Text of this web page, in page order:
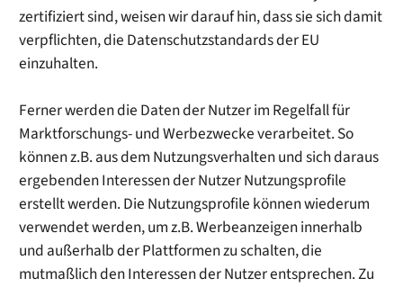
zertifiziert sind, weisen wir darauf hin, dass sie sich damit
verpflichten, die Datenschutzstandards der EU
einzuhalten.
Ferner werden die Daten der Nutzer im Regelfall für
Marktforschungs- und Werbezwecke verarbeitet. So
können z.B. aus dem Nutzungsverhalten und sich daraus
ergebenden Interessen der Nutzer Nutzungsprofile
erstellt werden. Die Nutzungsprofile können wiederum
verwendet werden, um z.B. Werbeanzeigen innerhalb
und außerhalb der Plattformen zu schalten, die
mutmaßlich den Interessen der Nutzer entsprechen. Zu